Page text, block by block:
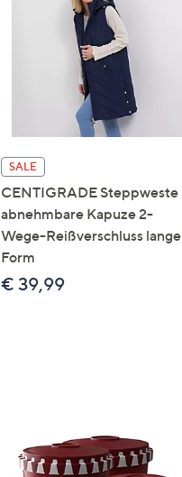
SALE
CENTIGRADE Steppweste
abnehmbare Kapuze 2-
Wege-Reißverschluss lange
Form
€ 39,99